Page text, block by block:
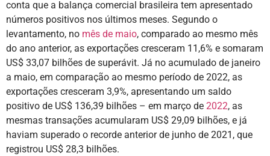
conta que a balança comercial brasileira tem apresentado
números positivos nos últimos meses. Segundo o
levantamento, no mês de maio, comparado ao mesmo mês
do ano anterior, as exportações cresceram 11,6% e somaram
US$ 33,07 bilhões de superávit. Já no acumulado de janeiro
a maio, em comparação ao mesmo período de 2022, as
exportações cresceram 3,9%, apresentando um saldo
positivo de US$ 136,39 bilhões – em março de 2022, as
mesmas transações acumularam US$ 29,09 bilhões, e já
haviam superado o recorde anterior de junho de 2021, que
registrou US$ 28,3 bilhões.